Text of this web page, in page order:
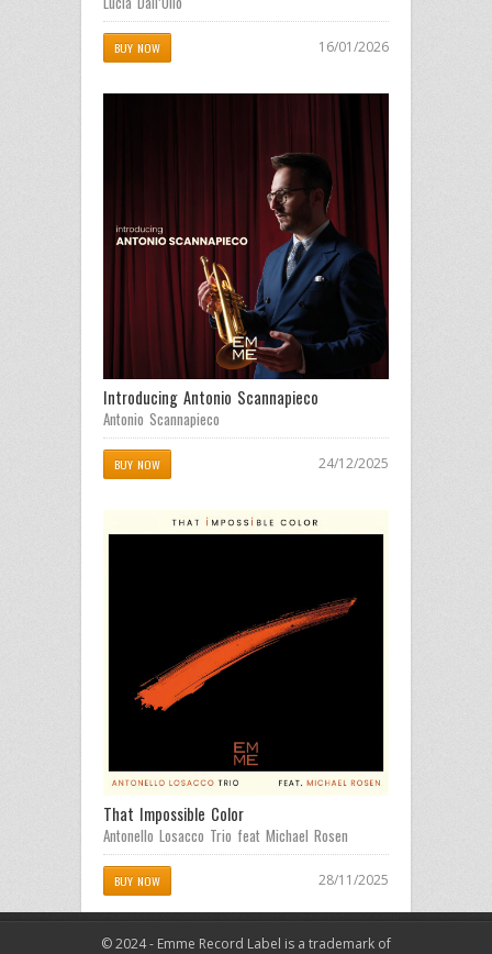
BUY NOW 16/01/2026
Introducing Antonio Scannapieco
Antonio Scannapieco
BUY NOW 24/12/2025
That Impossible Color
Antonello Losacco Trio feat Michael Rosen
BUY NOW 28/11/2025
© 2024 - Emme Record Label is a trademark of